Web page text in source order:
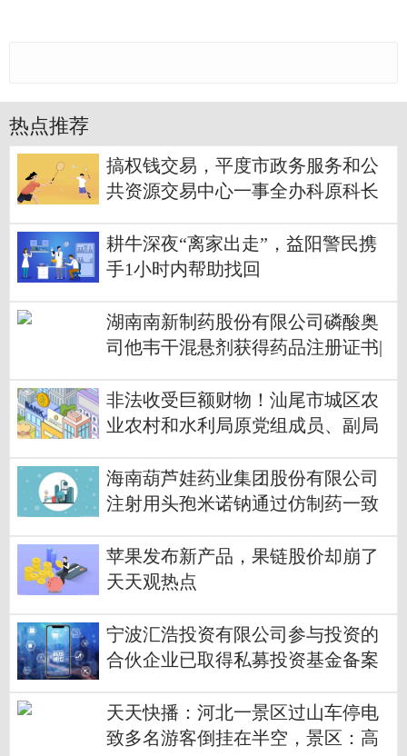
热点推荐
搞权钱交易，平度市政务服务和公
共资源交易中心一事全办科原科长
耕牛深夜“离家出走”，益阳警民携
手1小时内帮助找回
湖南南新制药股份有限公司磷酸奥
司他韦干混悬剂获得药品注册证书|
非法收受巨额财物！汕尾市城区农
业农村和水利局原党组成员、副局
海南葫芦娃药业集团股份有限公司
注射用头孢米诺钠通过仿制药一致
苹果发布新产品，果链股价却崩了
天天观热点
宁波汇浩投资有限公司参与投资的
合伙企业已取得私募投资基金备案
天天快播：河北一景区过山车停电
致多名游客倒挂在半空，景区：高